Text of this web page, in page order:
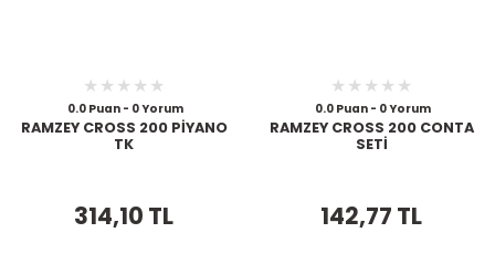
0.0 Puan - 0 Yorum
RAMZEY CROSS 200 PİYANO
TK
314,10 TL
0.0 Puan - 0 Yorum
RAMZEY CROSS 200 CONTA
SETİ
142,77 TL